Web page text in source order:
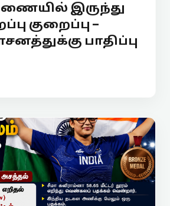
இருந்து
குறைப்பு –
பாதிப்பு